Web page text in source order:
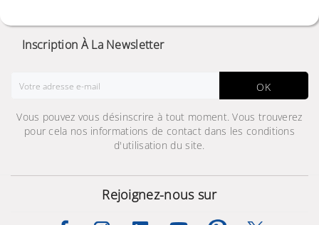
Inscription À La Newsletter
OK
Vous pouvez vous désinscrire à tout moment. Vous trouverez
pour cela nos informations de contact dans les conditions
d'utilisation du site.
Rejoignez-nous sur